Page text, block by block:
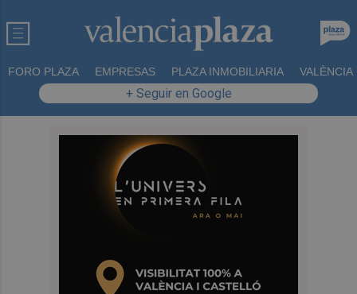
FORO PLAZA EMPRESAS PLAZA INMOBILIARIA VALÈNCIA
+ Seguir en Google